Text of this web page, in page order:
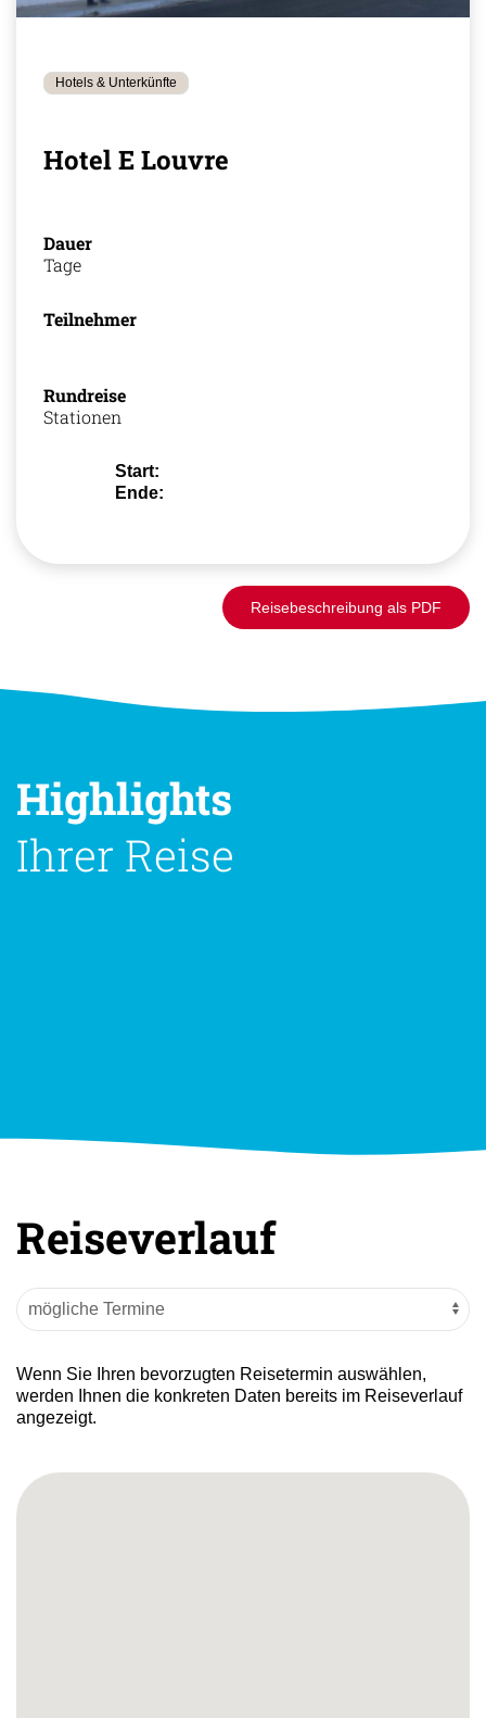
Hotels & Unterkünfte
Hotel E Louvre
Dauer
Tage
Teilnehmer
Rundreise
Stationen
Start:
Ende:
Reisebeschreibung als PDF
Highlights
Ihrer Reise
Reiseverlauf
Wenn Sie Ihren bevorzugten Reisetermin auswählen,
werden Ihnen die konkreten Daten bereits im Reiseverlauf
angezeigt.